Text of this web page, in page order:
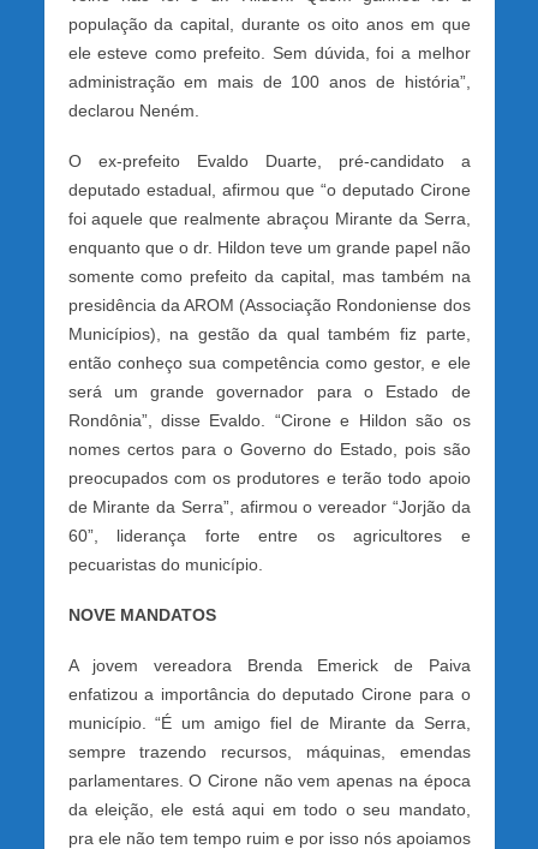
população da capital, durante os oito anos em que
ele esteve como prefeito. Sem dúvida, foi a melhor
administração em mais de 100 anos de história”,
declarou Neném.
O ex-prefeito Evaldo Duarte, pré-candidato a
deputado estadual, afirmou que “o deputado Cirone
foi aquele que realmente abraçou Mirante da Serra,
enquanto que o dr. Hildon teve um grande papel não
somente como prefeito da capital, mas também na
presidência da AROM (Associação Rondoniense dos
Municípios), na gestão da qual também fiz parte,
então conheço sua competência como gestor, e ele
será um grande governador para o Estado de
Rondônia”, disse Evaldo. “Cirone e Hildon são os
nomes certos para o Governo do Estado, pois são
preocupados com os produtores e terão todo apoio
de Mirante da Serra”, afirmou o vereador “Jorjão da
60”, liderança forte entre os agricultores e
pecuaristas do município.
NOVE MANDATOS
A jovem vereadora Brenda Emerick de Paiva
enfatizou a importância do deputado Cirone para o
município. “É um amigo fiel de Mirante da Serra,
sempre trazendo recursos, máquinas, emendas
parlamentares. O Cirone não vem apenas na época
da eleição, ele está aqui em todo o seu mandato,
pra ele não tem tempo ruim e por isso nós apoiamos